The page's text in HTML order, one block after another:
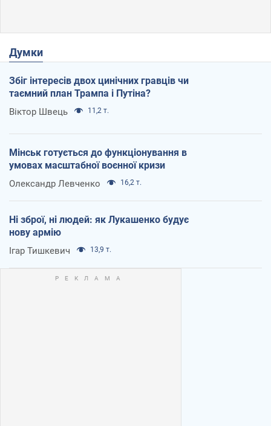
Думки
Збіг інтересів двох цинічних гравців чи
таємний план Трампа і Путіна?
Віктор Швець 11,2 т.
Мінськ готується до функціонування в
умовах масштабної воєнної кризи
Олександр Левченко 16,2 т.
Ні зброї, ні людей: як Лукашенко будує
нову армію
Ігар Тишкевич 13,9 т.